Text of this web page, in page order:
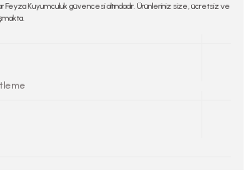
Feyza Kuyumculuk güvencesi altındadır. Ürünleriniz size, ücretsiz ve